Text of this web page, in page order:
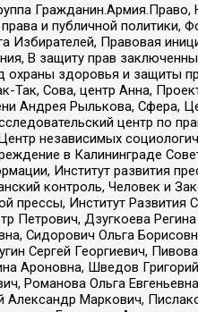
и публичной
Избирателей, Правовая
В защиту прав
охраны здоровья и защиты
Так, Сова, центр Анна,
Андрея Рылькова, Сфера,
центр по
независимых
в Калининграде
Институт развития
контроль, Человек и
прессы, Институт
Петрович, Дзугкоева
Сидорович Ольга
Сергей Георгиевич,
Ароновна, Шведов
Романова Ольга
Александр Маркович,